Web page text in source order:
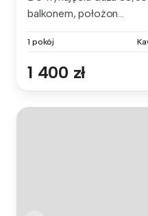
balkonem, położon...
1 pokój
1 400 zł